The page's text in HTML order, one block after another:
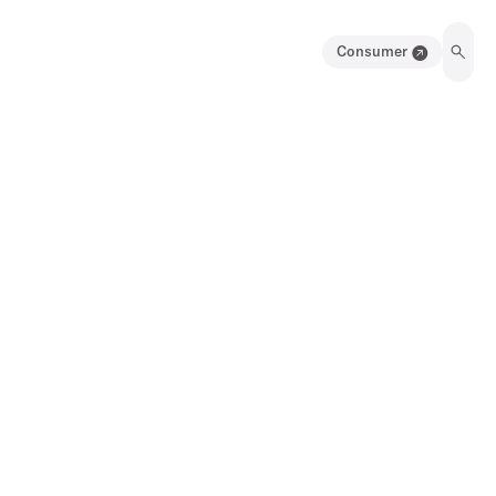
Consumer